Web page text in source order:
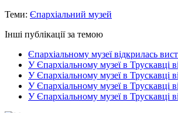
Теми: Єпархіальний музей
Інші публікації за темою
Єпархіальному музеї відкрилась
У Єпархіальному музеї в Трускавці
У Єпархіальному музеї в Трускавці
У Єпархіальному музеї в Трускавці
У Єпархіальному музеї в Трускавці